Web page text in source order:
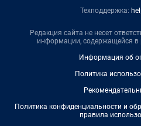
Техподдержка:
Редакция сайта не несет
информации, содержащейся в
Информация об
Политика
Политика конфиденциальности и
правила